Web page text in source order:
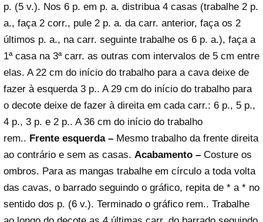
p. (5 v.). Nos 6 p. em p. a. distribua 4 casas (trabalhe 2 p.
a., faça 2 corr., pule 2 p. a. da carr. anterior, faça os 2
últimos p. a., na carr. seguinte trabalhe os 6 p. a.), faça a
1ª casa na 3ª carr. as outras com intervalos de 5 cm entre
elas. A 22 cm do início do trabalho para a cava deixe de
fazer à esquerda 3 p.. A 29 cm do início do trabalho para
o decote deixe de fazer à direita em cada carr.: 6 p., 5 p.,
4 p., 3 p. e 2 p.. A 36 cm do início do trabalho
rem.. Frente esquerda – Mesmo trabalho da frente direita
ao contrário e sem as casas. Acabamento – Costure os
ombros. Para as mangas trabalhe em círculo a toda volta
das cavas, o barrado seguindo o gráfico, repita de * a * no
sentido dos p. (6 v.). Terminado o gráfico rem.. Trabalhe